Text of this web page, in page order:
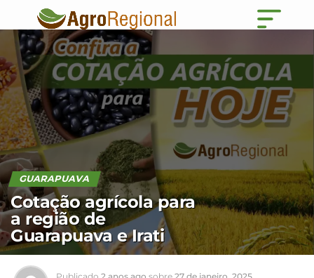
GUARAPUAVA
Cotação agrícola para
a região de
Guarapuava e Irati